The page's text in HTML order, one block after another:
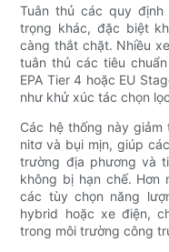
Tuân thủ các quy
trọng khác, đặc biệt
càng thắt chặt. Nhiều
tuân thủ các tiêu
EPA Tier 4 hoặc EU
như khử xúc tác chọn
Các hệ thống này
nitơ và bụi mịn, giúp
trường địa phương và
không bị hạn chế. Hơn
các tùy chọn năng
hybrid hoặc xe điện,
trong môi trường công